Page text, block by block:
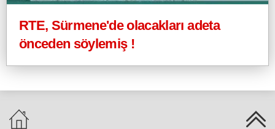
RTE, Sürmene'de olacakları adeta
önceden söylemiş !